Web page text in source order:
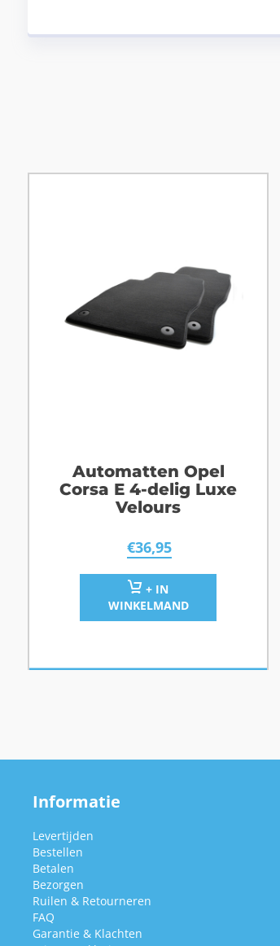
Automatten Opel
Corsa E 4-delig Luxe
Velours
€36,95
+ IN
WINKELMAND
Informatie
Levertijden
Bestellen
Betalen
Bezorgen
Ruilen & Retourneren
FAQ
Garantie & Klachten